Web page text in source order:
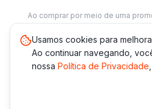
Ao comprar por meio de uma
Saiba
*Os preços e disponibilidade
Usamos cookies para
Ao continuar navegando,
nossa Política de Privacidade